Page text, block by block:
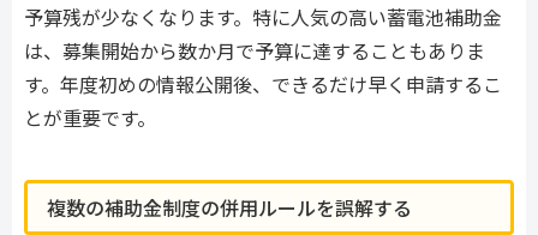
予算残が少なくなります。特に人気の高い蓄電池補助金
は、募集開始から数か月で予算に達することもありま
す。年度初めの情報公開後、できるだけ早く申請するこ
とが重要です。
複数の補助金制度の併用ルールを誤解する